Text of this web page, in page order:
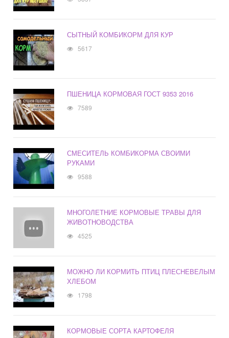
СЫТНЫЙ КОМБИКОРМ ДЛЯ КУР
5617
ПШЕНИЦА КОРМОВАЯ ГОСТ 9353 2016
7589
СМЕСИТЕЛЬ КОМБИКОРМА СВОИМИ
РУКАМИ
9588
МНОГОЛЕТНИЕ КОРМОВЫЕ ТРАВЫ ДЛЯ
ЖИВОТНОВОДСТВА
4525
МОЖНО ЛИ КОРМИТЬ ПТИЦ ПЛЕСНЕВЕЛЫМ
ХЛЕБОМ
1798
КОРМОВЫЕ СОРТА КАРТОФЕЛЯ